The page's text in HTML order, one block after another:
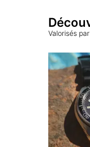
Valorisés